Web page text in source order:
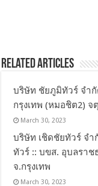
Related Articles
บริษัท ชัยภูมิทัวร์ จำ
กรุงเทพ (หมอชิต2)
March 30, 2023
บริษัท เชิดชัยทัวร์ จ
ทัวร์ :: บขส. อุบลราช
จ.กรุงเทพ
March 30, 2023